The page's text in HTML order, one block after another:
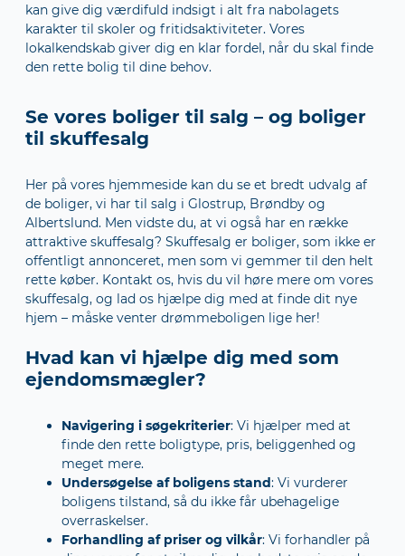
kan give dig værdifuld indsigt i alt fra nabolagets
karakter til skoler og fritidsaktiviteter. Vores
lokalkendskab giver dig en klar fordel, når du skal finde
den rette bolig til dine behov.
Se vores boliger til salg – og boliger
til skuffesalg
Her på vores hjemmeside kan du se et bredt udvalg af
de boliger, vi har til salg i Glostrup, Brøndby og
Albertslund. Men vidste du, at vi også har en række
attraktive skuffesalg? Skuffesalg er boliger, som ikke er
offentligt annonceret, men som vi gemmer til den helt
rette køber. Kontakt os, hvis du vil høre mere om vores
skuffesalg, og lad os hjælpe dig med at finde dit nye
hjem – måske venter drømmeboligen lige her!
Hvad kan vi hjælpe dig med som
ejendomsmægler?
Navigering i søgekriterier: Vi hjælper med at
finde den rette boligtype, pris, beliggenhed og
meget mere.
Undersøgelse af boligens stand: Vi vurderer
boligens tilstand, så du ikke får ubehagelige
overraskelser.
Forhandling af priser og vilkår: Vi forhandler på